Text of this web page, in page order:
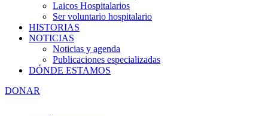
Laicos Hospitalarios
Ser voluntario hospitalario
HISTORIAS
NOTICIAS
Noticias y agenda
Publicaciones especializadas
DÓNDE ESTAMOS
DONAR